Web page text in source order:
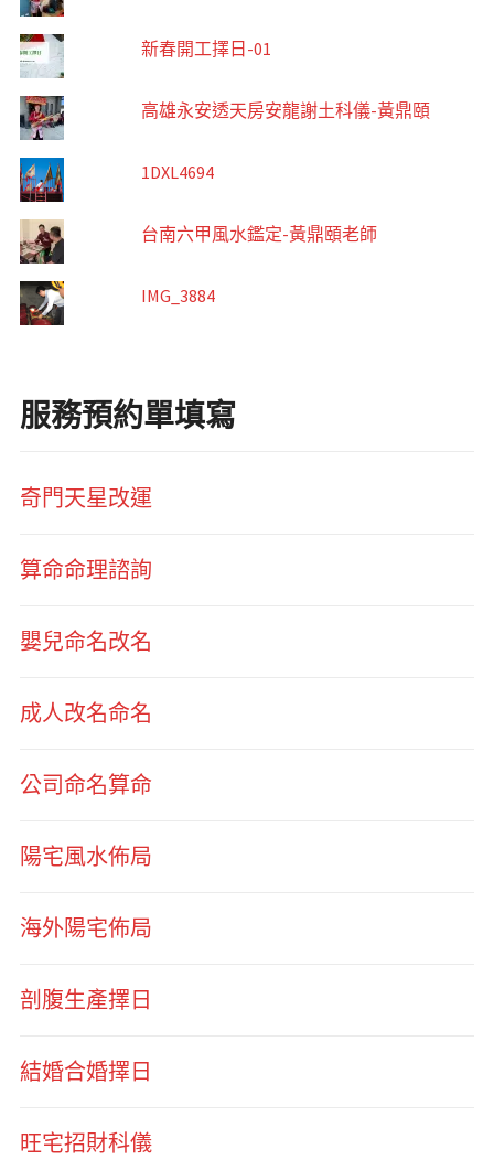
新春開工擇日-01
高雄永安透天房安龍謝土科儀-黃鼎頤
1DXL4694
台南六甲風水鑑定-黃鼎頤老師
IMG_3884
服務預約單填寫
奇門天星改運
算命命理諮詢
嬰兒命名改名
成人改名命名
公司命名算命
陽宅風水佈局
海外陽宅佈局
剖腹生產擇日
結婚合婚擇日
旺宅招財科儀